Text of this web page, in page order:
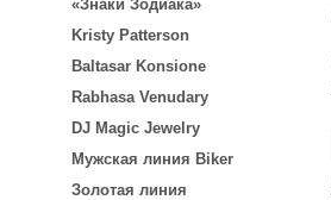
«Знаки Зодиака»
Kristy Patterson
Baltasar Konsione
Rabhasa Venudary
DJ Magic Jewelry
Мужская линия Biker
Золотая линия